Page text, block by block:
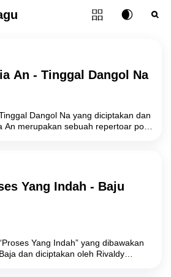
atau menutup menuTombolTombol
An - Tinggal Dangol Na
Dangol Na yang diciptakan dan
An merupakan sebuah repertoar pop
Yang Indah - Baju
Yang Indah” yang dibawakan
dan diciptakan oleh Rivaldy